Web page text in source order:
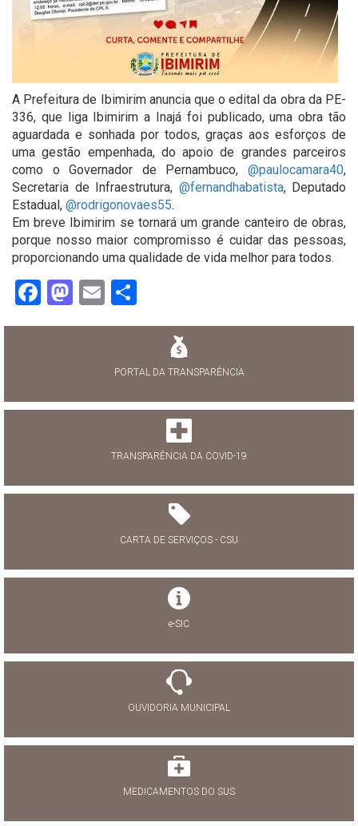
A Prefeitura de Ibimirim anuncia que o edital da obra da PE-
336, que liga Ibimirim a Inajá foi publicado, uma obra tão
aguardada e sonhada por todos, graças aos esforços de
uma gestão empenhada, do apoio de grandes parceiros
como o Governador de Pernambuco, @paulocamara40,
Secretaria de Infraestrutura, @fernandhabatista, Deputado
Estadual, @rodrigonovaes55.
Em breve Ibimirim se tornará um grande canteiro de obras,
porque nosso maior compromisso é cuidar das pessoas,
proporcionando uma qualidade de vida melhor para todos.
Facebook
Mastodon
Email
PORTAL DA TRANSPARÊNCIA
TRANSPARÊNCIA DA COVID-19
CARTA DE SERVIÇOS - CSU
e-SIC
OUVIDORIA MUNICIPAL
MEDICAMENTOS DO SUS